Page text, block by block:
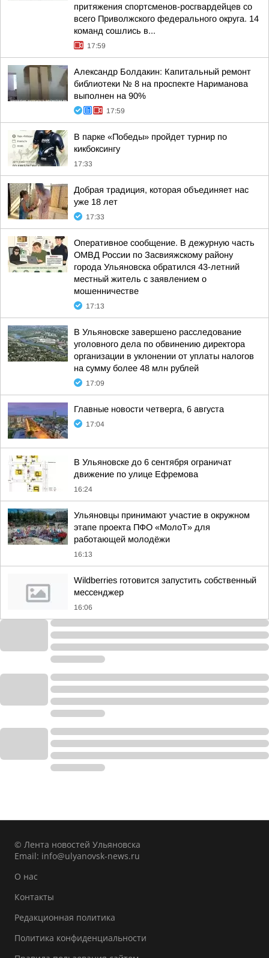
притяжения спортсменов-росгвардейцев со
всего Приволжского федерального округа. 14
команд сошлись в...
17:59
Александр Болдакин: Капитальный ремонт
библиотеки № 8 на проспекте Нариманова
выполнен на 90%
17:59
В парке «Победы» пройдет турнир по
кикбоксингу
17:33
Добрая традиция, которая объединяет нас
уже 18 лет
17:33
Оперативное сообщение. В дежурную часть
ОМВД России по Засвияжскому району
города Ульяновска обратился 43-летний
местный житель с заявлением о
мошенничестве
17:13
В Ульяновске завершено расследование
уголовного дела по обвинению директора
организации в уклонении от уплаты налогов
на сумму более 48 млн рублей
17:09
Главные новости четверга, 6 августа
17:04
В Ульяновске до 6 сентября ограничат
движение по улице Ефремова
16:24
Ульяновцы принимают участие в окружном
этапе проекта ПФО «МолоТ» для
работающей молодёжи
16:13
Wildberries готовится запустить собственный
мессенджер
16:06
© Лента новостей Ульяновска
Email: info@ulyanovsk-news.ru
О нас
Контакты
Редакционная политика
Политика конфиденциальности